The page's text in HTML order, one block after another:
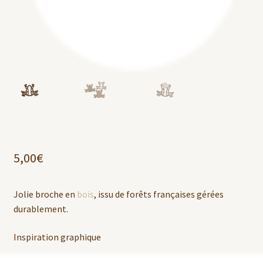
5,00€
Jolie broche en bois, issu de forêts françaises gérées
durablement.
Inspiration graphique